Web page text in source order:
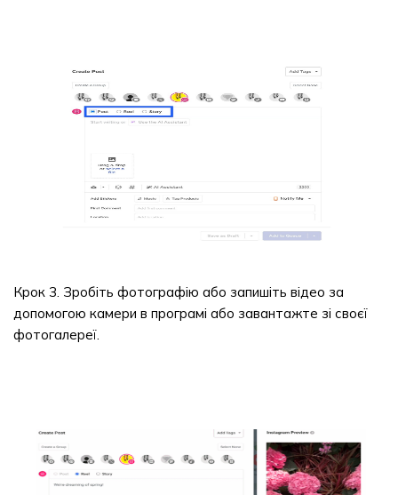
Крок 3. Зробіть фотографію або запишіть відео за
допомогою камери в програмі або завантажте зі своєї
фотогалереї.